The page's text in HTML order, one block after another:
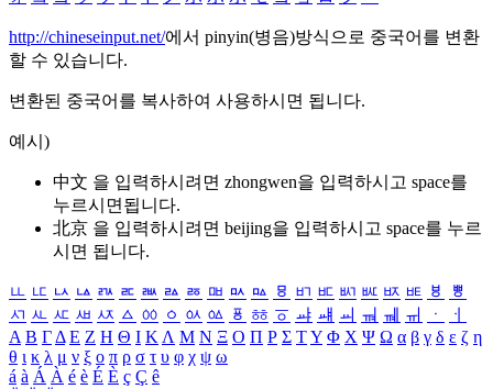
http://chineseinput.net/에서 pinyin(병음)방식으로 중국어를 변환
할 수 있습니다.
변환된 중국어를 복사하여 사용하시면 됩니다.
예시)
中文 을 입력하시려면 zhongwen을 입력하시고 space를
누르시면됩니다.
北京 을 입력하시려면 beijing을 입력하시고 space를 누르
시면 됩니다.
ㅥ ㅦ ㅧ ㅨ ㅩ ㅪ ㅫ ㅬ ㅭ ㅮ ㅯ ㅰ ㅱ ㅲ ㅳ ㅴ ㅵ ㅶ ㅷ ㅸ
ㅹ
ㅺ ㅻ ㅼ ㅽ ㅾ ㅿ ㆀ ㆁ ㆂ ㆃ ㆄ ㆅ ㆆ ㆇ ㆈ ㆉ ㆊ ㆋ ㆌ ㆍ
ㆎ
Α Β ΓΔ Ε Ζ Η Θ Ι ΚΛ Μ Ν Ξ Ο Π Ρ Σ ΤΥ Φ Χ Ψ Ω α β γ δ ε ζ η
θ ι κ λ μ ν ξ ο π ρ σ τ υ φ χ ψ ω
á à Á À é è É È ç Ç ê